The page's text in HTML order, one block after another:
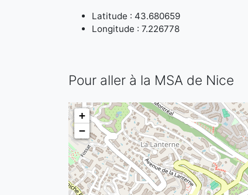
Latitude : 43.680659
Longitude : 7.226778
Pour aller à la MSA de Nice
+
−